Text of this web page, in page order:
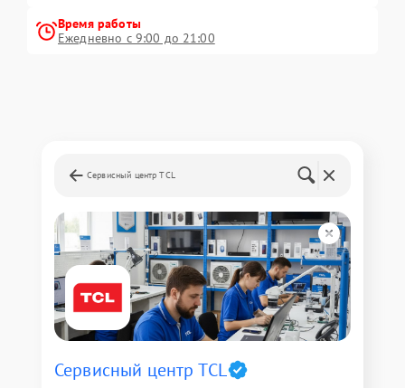
Время работы
Ежедневно с 9:00 до 21:00
Сервисный центр TCL
Сервисный центр TCL